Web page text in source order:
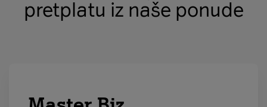
pretplatu iz naše ponude